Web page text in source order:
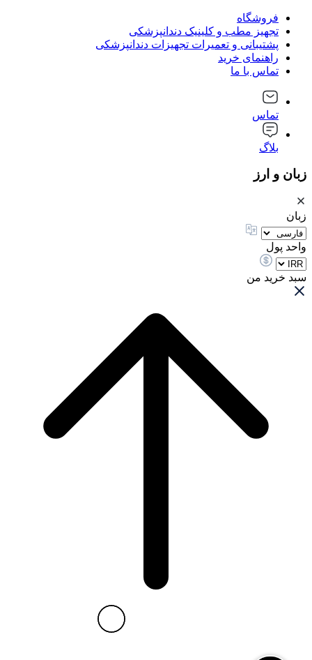
فروشگاه
تجهیز مطب و کلینیک دندانپزشکی
پشتیبانی و تعمیرات تجهیزات دندانپزشکی
راهنمای خرید
تماس با ما
تماس
بلاگ
زبان و ارز
زبان
واحد پول
سبد خرید من